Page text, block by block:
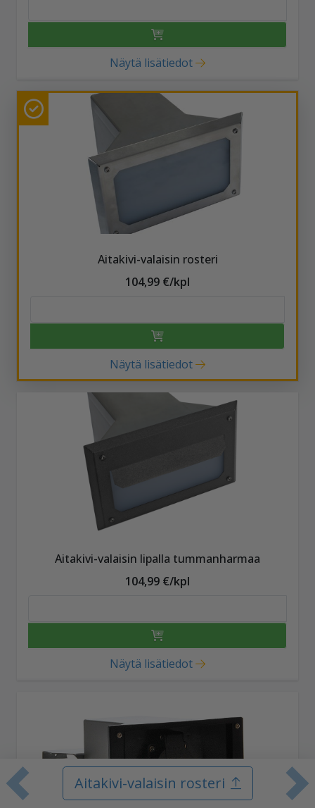
Aitakivi-valaisin rosteri
Näytä lisätiedot
Aitakivi-valaisin rosteri
104,99 €/kpl
Näytä lisätiedot
Aitakivi-valaisin lipalla tummanharmaa
104,99 €/kpl
Näytä lisätiedot